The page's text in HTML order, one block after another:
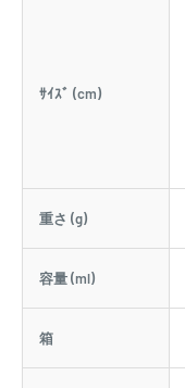
ｻｲｽﾞ (cm)
重さ (g)
容量 (ml)
箱